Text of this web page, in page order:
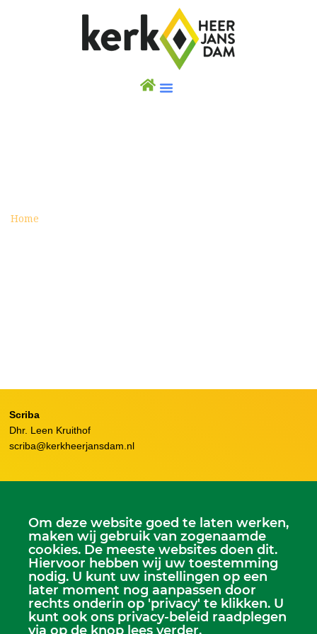
Home
Zondagse dienst:
Dorpskerk, elke zondag 9.30 uur
Kijfhoekkerk, om de week 15.00 uur
Dorpskerk, Molenweg 8, 2995 BL Heerjansdam.
Postbus 92, 2995 ZJ Heerjansdam
Scriba
Dhr. Leen Kruithof
scriba@kerkheerjansdam.nl
Om deze website goed te laten werken,
maken wij gebruik van zogenaamde
cookies. De meeste websites doen dit.
Hiervoor hebben wij uw toestemming
nodig. U kunt uw instellingen op een
later moment nog aanpassen door
rechts onderin op 'privacy' te klikken. U
kunt ook ons privacy-beleid raadplegen
via op de knop lees verder.